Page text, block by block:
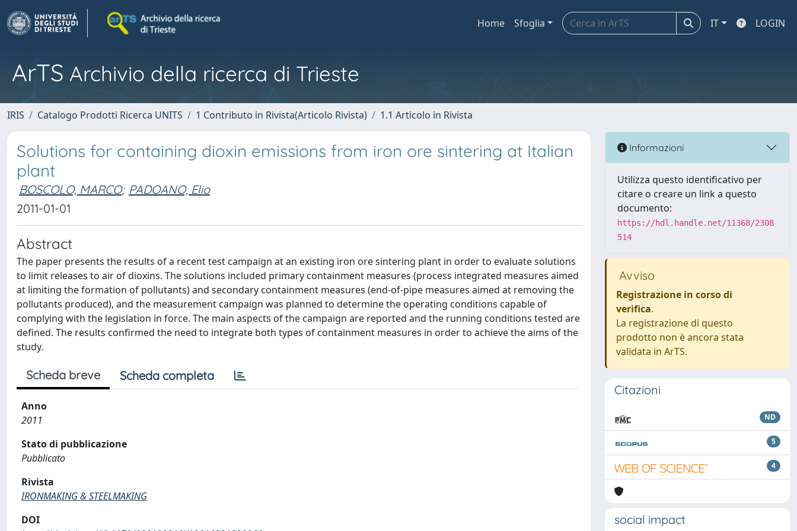
Home Sfoglia IT LOGIN
ArTS Archivio della ricerca di Trieste
IRIS Catalogo Prodotti Ricerca UNITS 1 Contributo in Rivista(Articolo Rivista) 1.1 Articolo in Rivista
Solutions for containing dioxin emissions from iron ore sintering at Italian
plant
BOSCOLO, MARCO; PADOANO, Elio
2011-01-01
Abstract
The paper presents the results of a recent test campaign at an existing iron ore sintering plant in order to evaluate solutions
to limit releases to air of dioxins. The solutions included primary containment measures (process integrated measures aimed
at limiting the formation of pollutants) and secondary containment measures (end-of-pipe measures aimed at removing the
pollutants produced), and the measurement campaign was planned to determine the operating conditions capable of
complying with the legislation in force. The main aspects of the campaign are reported and the running conditions tested are
defined. The results confirmed the need to integrate both types of containment measures in order to achieve the aims of the
study.
Scheda breve Scheda completa
Anno
2011
Stato di pubblicazione
Pubblicato
Rivista
IRONMAKING & STEELMAKING
DOI
Informazioni
Utilizza questo identificativo per
citare o creare un link a questo
documento:
https://hdl.handle.net/11368/2308
514
Avviso
Registrazione in corso di
verifica.
La registrazione di questo
prodotto non è ancora stata
validata in ArTS.
Citazioni
ND
5
4
social impact